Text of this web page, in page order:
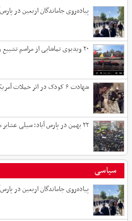
پیاده‌روی جاماندگان اربعین در
۲۰ ویدیوی تماشایی از مراسم تشییع و نماز بر پیکر رهبر شهید در مشهد
شهادت ۶ کودک در اثر حملات آمریکایی – صهیونی در استان تهران
۲۲ بهمن در پارس آباد؛ سیلی عشایر مرزدار بر دشمنان انقلاب
سیاسی
پیاده‌روی جاماندگان اربعین در